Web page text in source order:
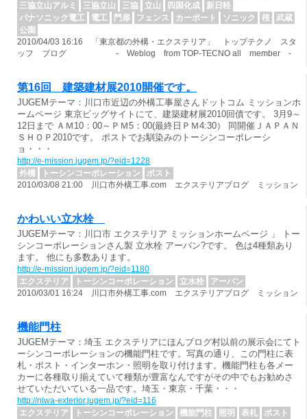
三協立山アルミ
三協立山 三協 立山 四国化成
新日軽
パナソニック電工
電工 門扉 フェンス カーポート ソニック 桜
武蔵
公園
2010/04/03 16:16 「東京都の外構・エクステリア」 トップテクノ スタ
ッフ ブログ ‐ Weblog from TOP‐TECNO all member ‐
第16回 建築建材展2010開催です。
JUGEMテーマ：川口市近辺の外構工事屋さんドットコム ミッションホ
ームページ 東京ビッグサイトにて、建築建材展2010回債です。 3月9～
12日まで ＡＭ10：00～ＰＭ5：00(最終日ＰＭ4:30） 同開催ＪＡＰＡＮ
ＳＨＯＰ2010です。 ポストでお馴染みのトーシンコーポレーシ
ョ・・・
http://e-mission.jugem.jp/?eid=1228
外構
トーシンコーポレーション
ポスト
2010/03/08 21:00 川口市外構工事.com エクステリアブログ ミッション
かわいい立水栓
JUGEMテーマ：川口市 エクステリア ミッションホームページ 」 トー
シンコーポレーションさん製 立水栓 アーバン?です。 色は4種類あり
ます。 他にも多数あります。
http://e-mission.jugem.jp/?eid=1180
エクステリア
トーシンコーポレーション 立水栓
アーバン
2010/03/01 16:24 川口市外構工事.com エクステリアブログ ミッション
機能門柱
JUGEMテーマ：埼玉 エクステリアにほんブログ村以前の展示会にてト
ーシンコーポレーションの機能門柱です。写真の通り、この門柱に表
札・ポスト・インターホン・照明を取り付けます。機能門柱も各メー
カーに各種取り揃えていて種類が豊富なんですがその中でもお勧めさ
せていただいている一品です。埼玉・東京・千葉・・・
http://niwa-exterior.jugem.jp/?eid=116
エクステリア
トーシンコーポレーション 機能門柱 照明 表札
ポスト